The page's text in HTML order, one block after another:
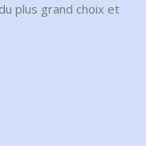
plus grand choix et